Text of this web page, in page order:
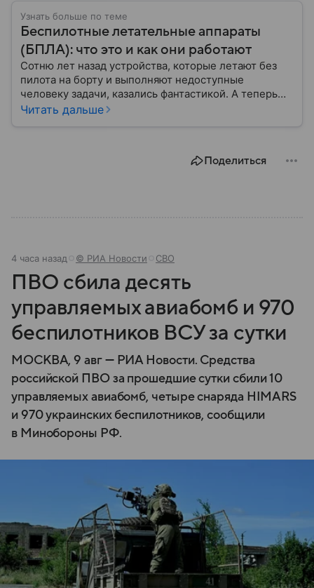
Узнать больше по теме
Беспилотные летательные аппараты
(БПЛА): что это и как они работают
Сотню лет назад устройства, которые летают без
пилота на борту и выполняют недоступные
человеку задачи, казались фантастикой. А теперь
они стали реальностью: собрали главное о
Читать дальше
Поделиться
4 часа назад © РИА Новости СВО
ПВО сбила десять
управляемых авиабомб и 970
беспилотников ВСУ за сутки
МОСКВА, 9 авг — РИА Новости. Средства
российской ПВО за прошедшие сутки сбили 10
управляемых авиабомб, четыре снаряда HIMARS
и 970 украинских беспилотников, сообщили
в Минобороны РФ.